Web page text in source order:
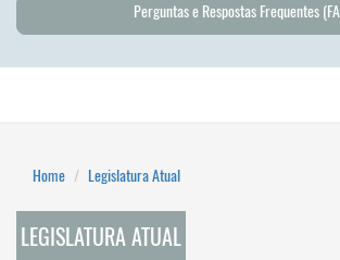
Perguntas e Respostas Frequentes
Home Legislatura Atual
LEGISLATURA ATUAL